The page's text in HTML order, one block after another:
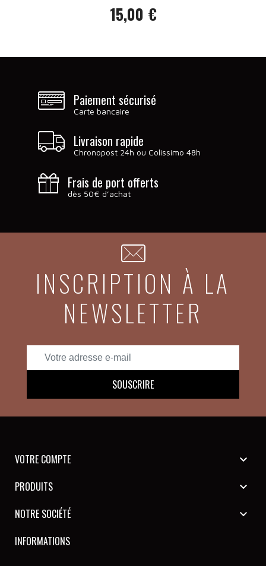
Prix
15,00 €
Paiement sécurisé
Carte bancaire
Livraison rapide
Chronopost 24h ou Colissimo 48h
Frais de port offerts
dès 50€ d’achat
INSCRIPTION À LA
NEWSLETTER
VOTRE COMPTE

PRODUITS

NOTRE SOCIÉTÉ

INFORMATIONS